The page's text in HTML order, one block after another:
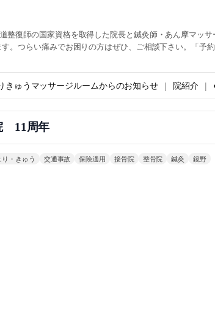
整復師の国家資格を取得した院長と鍼灸師・あん摩マッ
。つらい痛みでお困りの方はぜひ、ご相談下さい。「予
きゅうマッサージルームからのお知らせ 院紹介
11周年
り・きゅう 交通事故 保険適用 接骨院 整骨院 鍼灸 鏡野